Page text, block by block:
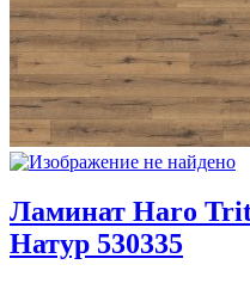
Ламинат Haro
Натур 530335